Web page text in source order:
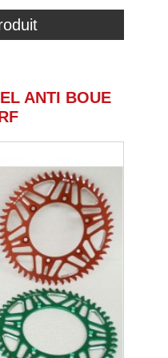
ANTI BOUE